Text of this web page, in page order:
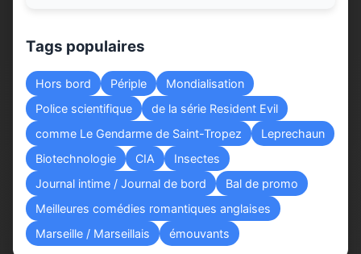
Tags populaires
Hors bord Périple
Mondialisation
Police scientifique
de la série Resident Evil
comme Le Gendarme de Saint-Tropez
Leprechaun
Biotechnologie
CIA
Insectes
Journal intime / Journal de bord
Bal de promo
Meilleures comédies romantiques anglaises
Marseille / Marseillais
émouvants